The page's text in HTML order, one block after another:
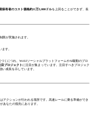
保有者のコスト価格約11万3,000ドルを上回ることができず、長
限が実施されます。
ます。
くにつれ、Web3ソーシャルプラットフォームやAI駆動のプロ
目プロジェクトに注目が集まっています。注目すべきプロジェク
い成長を示しています。
アクションが行われる場所です。高速レールに乗る準備ができ
あなたの指先にあります。